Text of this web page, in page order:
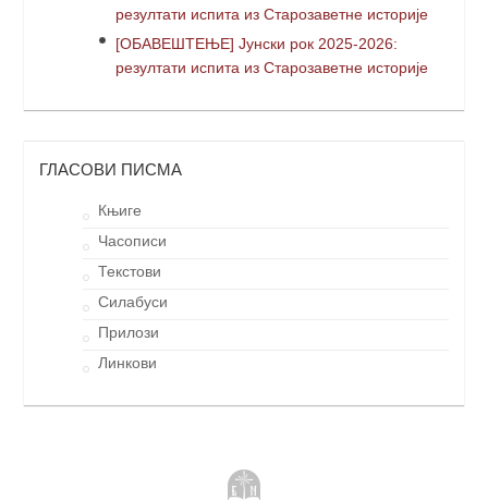
резултати испита из Старозаветне историје
[ОБАВЕШТЕЊЕ] Јунски рок 2025-2026:
резултати испита из Старозаветне историје
ГЛАСОВИ ПИСМА
Књиге
Часописи
Текстови
Силабуси
Прилози
Линкови